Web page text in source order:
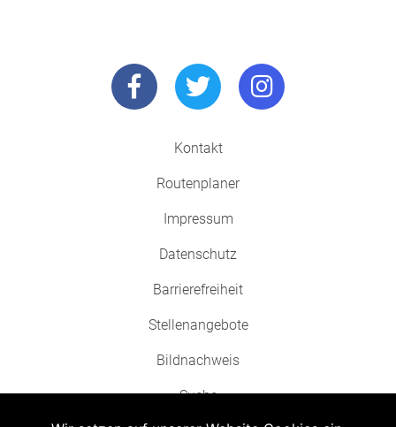
Kontakt
Routenplaner
Impressum
Datenschutz
Barrierefreiheit
Stellenangebote
Bildnachweis
Suche